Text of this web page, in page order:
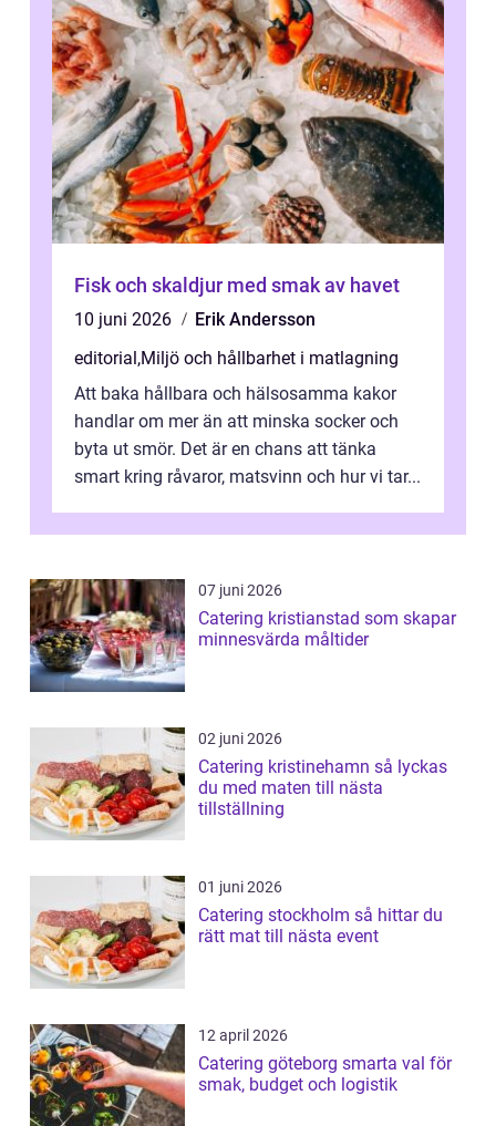
Fisk och skaldjur med smak av havet
10 juni 2026
Erik Andersson
editorial,Miljö och hållbarhet i matlagning
Att baka hållbara och hälsosamma kakor
handlar om mer än att minska socker och
byta ut smör. Det är en chans att tänka
smart kring råvaror, matsvinn och hur vi tar...
07 juni 2026
Catering kristianstad som skapar
minnesvärda måltider
02 juni 2026
Catering kristinehamn så lyckas
du med maten till nästa
tillställning
01 juni 2026
Catering stockholm så hittar du
rätt mat till nästa event
12 april 2026
Catering göteborg smarta val för
smak, budget och logistik